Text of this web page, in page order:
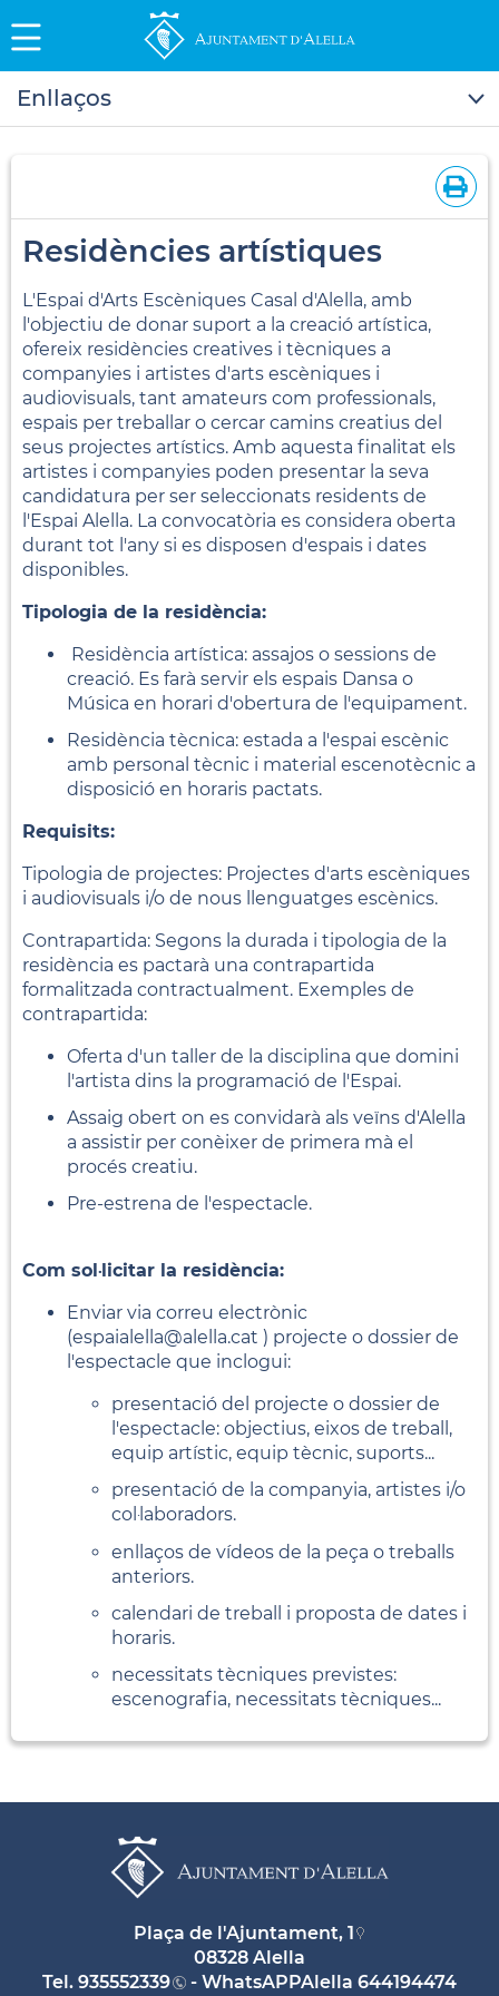
Enllaços
Residències artístiques
L'Espai d'Arts Escèniques Casal d'Alella, amb
l'objectiu de donar suport a la creació artística,
ofereix residències creatives i tècniques a
companyies i artistes d'arts escèniques i
audiovisuals, tant amateurs com professionals,
espais per treballar o cercar camins creatius del
seus projectes artístics. Amb aquesta finalitat els
artistes i companyies poden presentar la seva
candidatura per ser seleccionats residents de
l'Espai Alella. La convocatòria es considera oberta
durant tot l'any si es disposen d'espais i dates
disponibles.
Tipologia de la residència:
Residència artística: assajos o sessions de
creació. Es farà servir els espais Dansa o
Música en horari d'obertura de l'equipament.
Residència tècnica: estada a l'espai escènic
amb personal tècnic i material escenotècnic a
disposició en horaris pactats.
Requisits:
Tipologia de projectes: Projectes d'arts escèniques
i audiovisuals i/o de nous llenguatges escènics.
Contrapartida: Segons la durada i tipologia de la
residència es pactarà una contrapartida
formalitzada contractualment. Exemples de
contrapartida:
Oferta d'un taller de la disciplina que domini
l'artista dins la programació de l'Espai.
Assaig obert on es convidarà als veïns d'Alella
a assistir per conèixer de primera mà el
procés creatiu.
Pre-estrena de l'espectacle.
Com sol·licitar la residència:
Enviar via correu electrònic
(espaialella@alella.cat ) projecte o dossier de
l'espectacle que inclogui:
presentació del projecte o dossier de
l'espectacle: objectius, eixos de treball,
equip artístic, equip tècnic, suports...
presentació de la companyia, artistes i/o
col·laboradors.
enllaços de vídeos de la peça o treballs
anteriors.
calendari de treball i proposta de dates i
horaris.
necessitats tècniques previstes:
escenografia, necessitats tècniques...
Plaça de l'Ajuntament, 1
08328 Alella
Tel. 935552339 - WhatsAPPAlella 644194474